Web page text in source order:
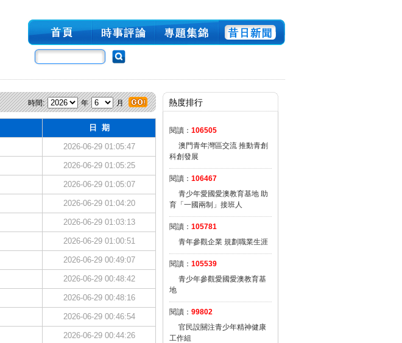
時間: 年 月
日 期
2026-06-29 01:05:47
2026-06-29 01:05:25
2026-06-29 01:05:07
2026-06-29 01:04:20
2026-06-29 01:03:13
2026-06-29 01:00:51
2026-06-29 00:49:07
2026-06-29 00:48:42
2026-06-29 00:48:16
2026-06-29 00:46:54
2026-06-29 00:44:26
熱度排行
閱讀： 106505
澳門青年灣區交流 推動青創
科創發展
閱讀： 106467
青少年愛國愛澳教育基地 助
育「一國兩制」接班人
閱讀： 105781
青年參觀企業 規劃職業生涯
閱讀： 105539
青少年參觀愛國愛澳教育基
地
閱讀： 99802
官民設關注青少年精神健康
工作組